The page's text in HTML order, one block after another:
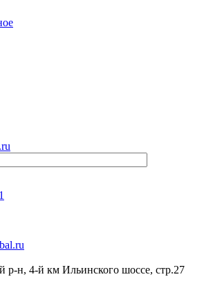
р-н, 4-й км Ильинского шоссе, стр.27